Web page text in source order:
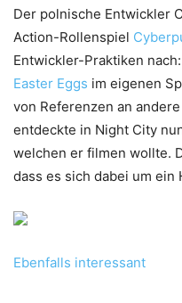
Der polnische Entwickler
Action-Rollenspiel
Entwickler-Praktiken
Easter Eggs im eigenen
von Referenzen an
entdeckte in Night City
welchen er filmen wollte.
dass es sich dabei um ein
Ebenfalls interessant